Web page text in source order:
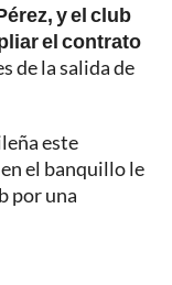
y el club
el contrato
de la salida de
este
el banquillo le
por una